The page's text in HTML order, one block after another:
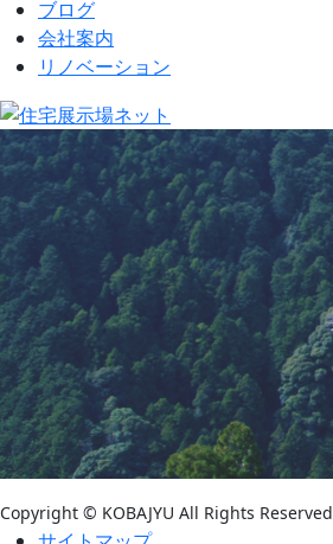
ブログ
会社案内
リノベーション
Copyright © KOBAJYU All Rights Reserved